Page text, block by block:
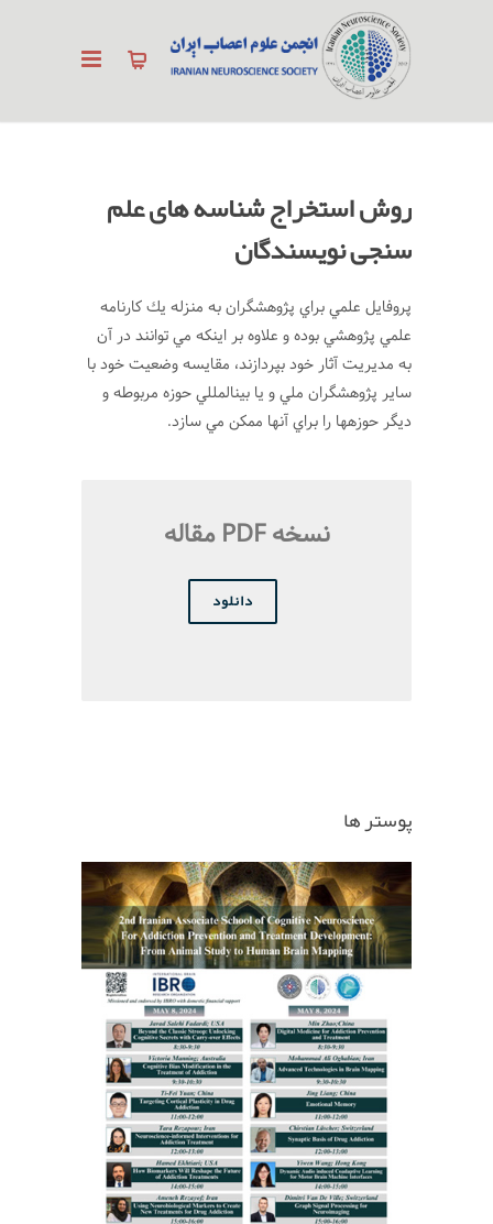
روش استخراج شناسه های علم
سنجی نویسندگان
پروفايل علمي براي پژوهشگران به منزله يك كارنامه
علمي پژوهشي بوده و علاوه بر اينكه مي توانند در آن
به مديريت آثار خود بپردازند، مقايسه وضعيت خود با
ساير پژوهشگران ملي و يا بينالمللي حوزه مربوطه و
ديگر حوزهها را براي آنها ممكن مي سازد.
نسخه PDF مقاله
دانلود
پوستر ها